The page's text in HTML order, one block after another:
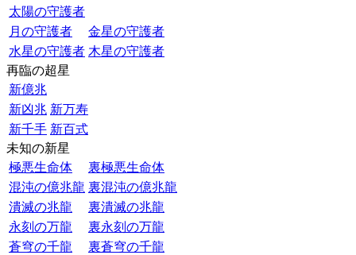
太陽の守護者
月の守護者
金星の守護者
水星の守護者 木星の守護者
再臨の超星
新億兆
新凶兆 新万寿
新千手 新百式
未知の新星
極悪生命体
裏極悪生命体
混沌の億兆龍 裏混沌の億兆龍
潰滅の兆龍
裏潰滅の兆龍
永刻の万龍
裏永刻の万龍
蒼穹の千龍
裏蒼穹の千龍